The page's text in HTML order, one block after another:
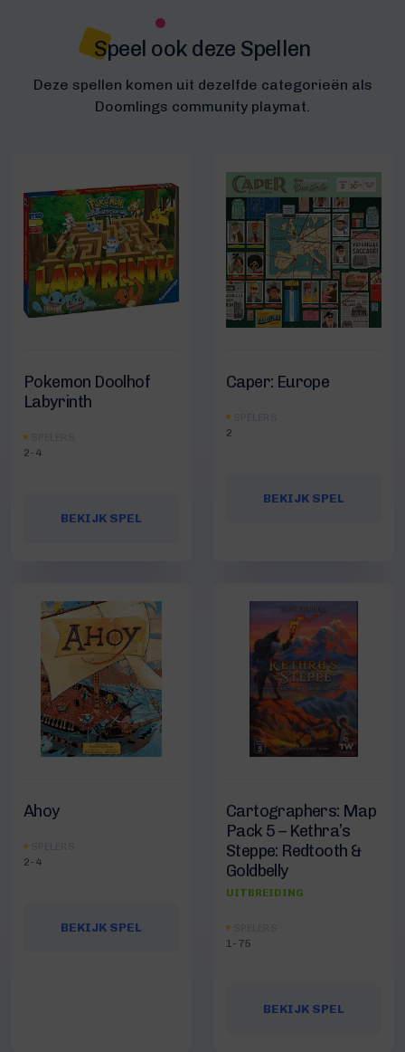
Speel ook deze Spellen
Deze spellen komen uit dezelfde categorieën als
Doomlings community playmat.
Pokemon Doolhof
Labyrinth
2-4
BEKIJK SPEL
Caper: Europe
2
BEKIJK SPEL
Ahoy
2-4
BEKIJK SPEL
Cartographers: Map
Pack 5 – Kethra’s
Steppe: Redtooth &
Goldbelly
UITBREIDING
1-75
BEKIJK SPEL